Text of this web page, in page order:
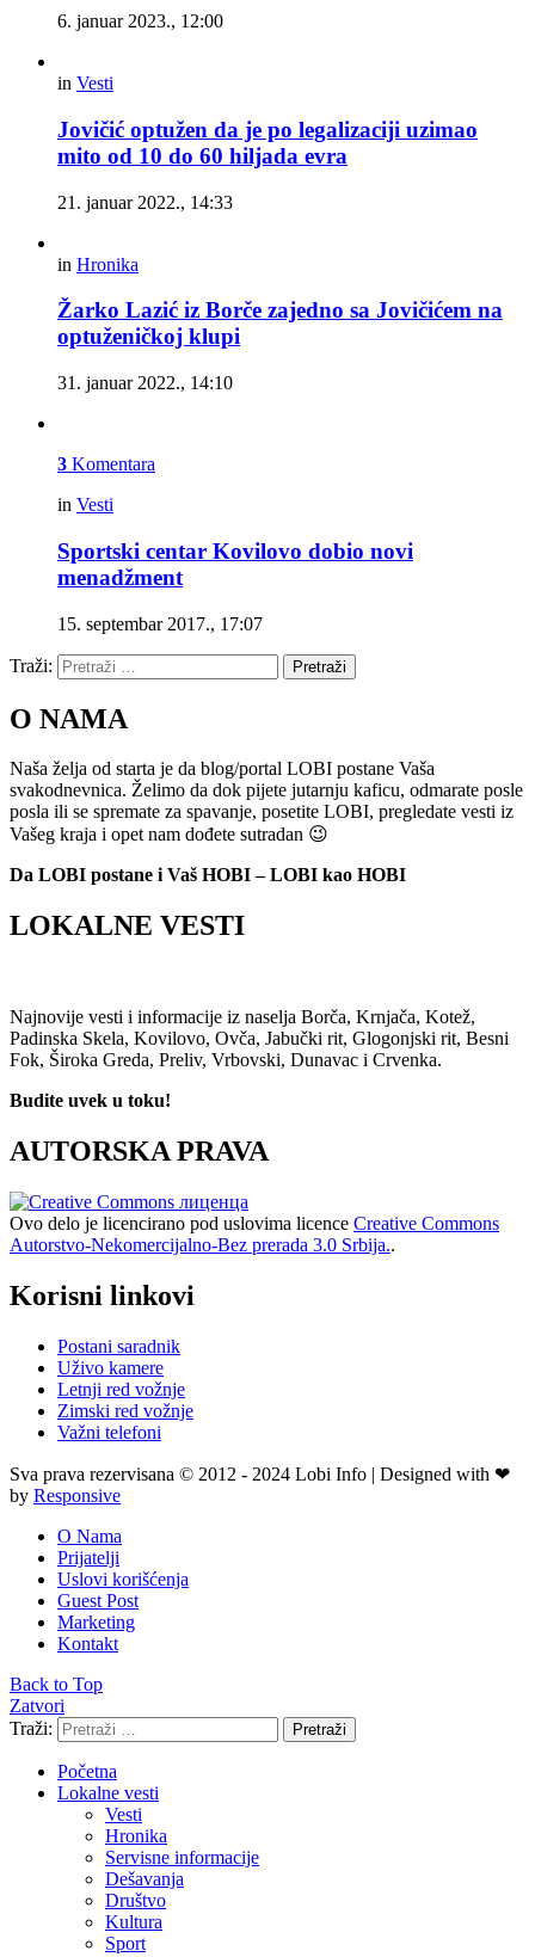
6. januar 2023., 12:00
in Vesti
Jovičić optužen da je po legalizaciji uzimao
mito od 10 do 60 hiljada evra
21. januar 2022., 14:33
in Hronika
Žarko Lazić iz Borče zajedno sa Jovičićem na
optuženičkoj klupi
31. januar 2022., 14:10
3 Komentara
in Vesti
Sportski centar Kovilovo dobio novi
menadžment
15. septembar 2017., 17:07
Traži: Pretraži
O NAMA
Naša želja od starta je da blog/portal LOBI postane Vaša
svakodnevnica. Želimo da dok pijete jutarnju kaficu, odmarate posle
posla ili se spremate za spavanje, posetite LOBI, pregledate vesti iz
Vašeg kraja i opet nam dođete sutradan 😉
Da LOBI postane i Vaš HOBI – LOBI kao HOBI
LOKALNE VESTI
Najnovije vesti i informacije iz naselja Borča, Krnjača, Kotež,
Padinska Skela, Kovilovo, Ovča, Jabučki rit, Glogonjski rit, Besni
Fok, Široka Greda, Preliv, Vrbovski, Dunavac i Crvenka.
Budite uvek u toku!
AUTORSKA PRAVA
Ovo delo je licencirano pod uslovima licence Creative Commons
Autorstvo-Nekomercijalno-Bez prerada 3.0 Srbija..
Korisni linkovi
Postani saradnik
Uživo kamere
Letnji red vožnje
Zimski red vožnje
Važni telefoni
Sva prava rezervisana © 2012 - 2024 Lobi Info | Designed with ❤
by Responsive
O Nama
Prijatelji
Uslovi korišćenja
Guest Post
Marketing
Kontakt
Back to Top
Zatvori
Traži:
Pretraži
Početna
Lokalne vesti
Vesti
Hronika
Servisne informacije
Dešavanja
Društvo
Kultura
Sport